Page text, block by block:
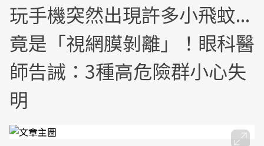
玩手機突然出現許多小飛蚊...
竟是「視網膜剝離」！眼科醫
師告誡：3種高危險群小心失
明